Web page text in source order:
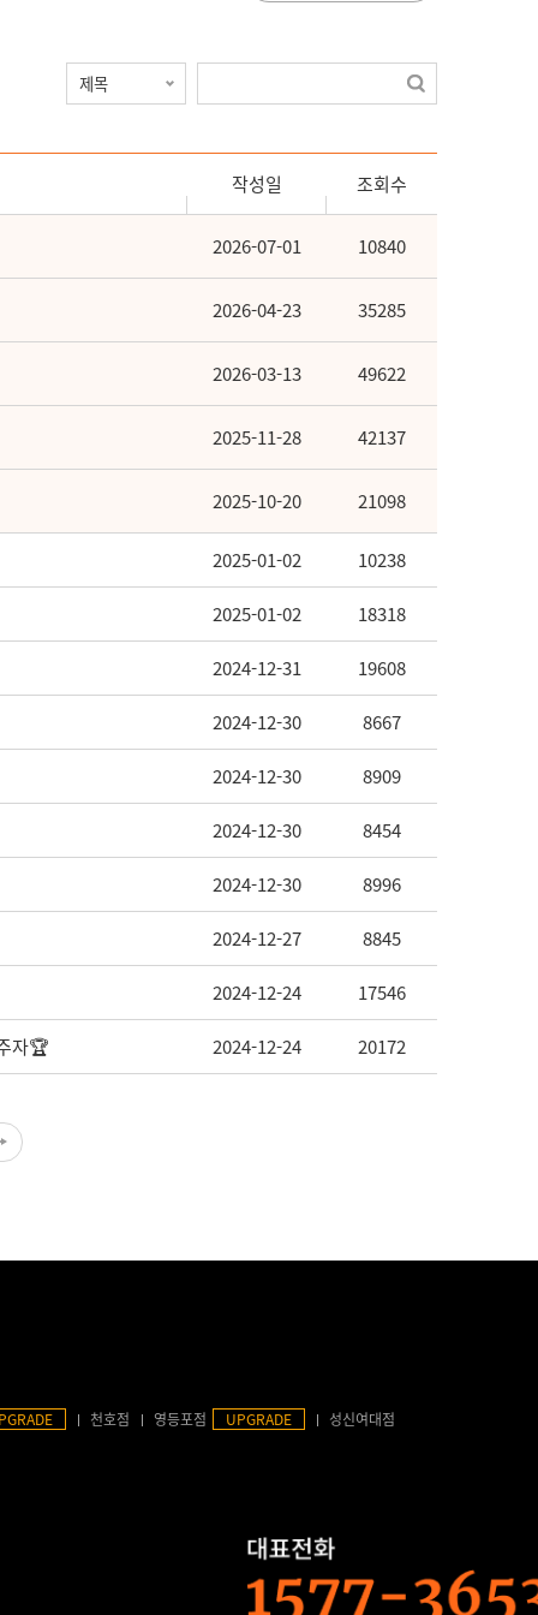
작성일 조회수
2026-07-01 10840
2026-04-23 35285
2026-03-13 49622
2025-11-28 42137
2025-10-20 21098
2025-01-02 10238
2025-01-02 18318
2024-12-31 19608
2024-12-30 8667
2024-12-30 8909
2024-12-30 8454
2024-12-30 8996
2024-12-27 8845
2024-12-24 17546
자🏆 2024-12-24 20172
천호점 영등포점 UPGRADE 성신여대점